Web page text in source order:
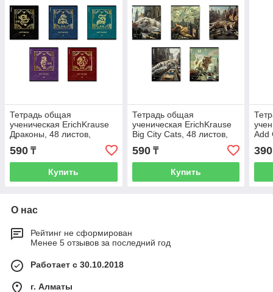
Тетрадь общая
ученическая ErichKrause
Драконы, 48 листов,
клетка, матовая
ламинация+выборочный
УФ-ла
590 ₸
Купить
Тетрадь общая
ученическая ErichKrause
Big City Cats, 48 листов,
клетка, глянцевая
ламинация_MIX-PACK
590₸
Купить
Add
390
О нас
Рейтинг не сформирован
Менее 5 отзывов за последний год
Работает с 30.10.2018
г. Алматы